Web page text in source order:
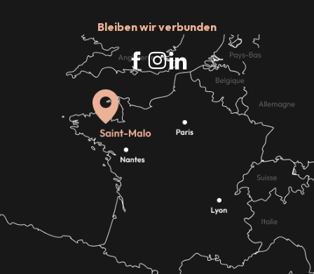
Bleiben wir verbunden